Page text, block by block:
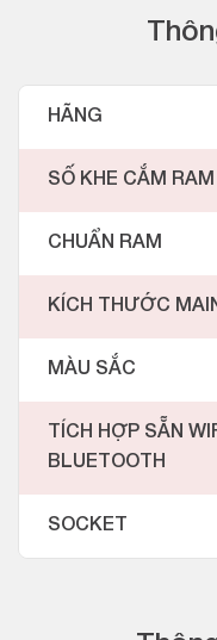
HÃNG
SỐ KHE CẮM RAM
CHUẨN RAM
KÍCH THƯỚC
MÀU SẮC
TÍCH HỢP SẴN
BLUETOOTH
SOCKET